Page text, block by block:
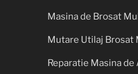
Masina de Brosat
Mutare Utilaj Brosat
Reparatie Masina de